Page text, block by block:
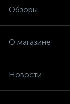
Обзоры
О магазине
Новости